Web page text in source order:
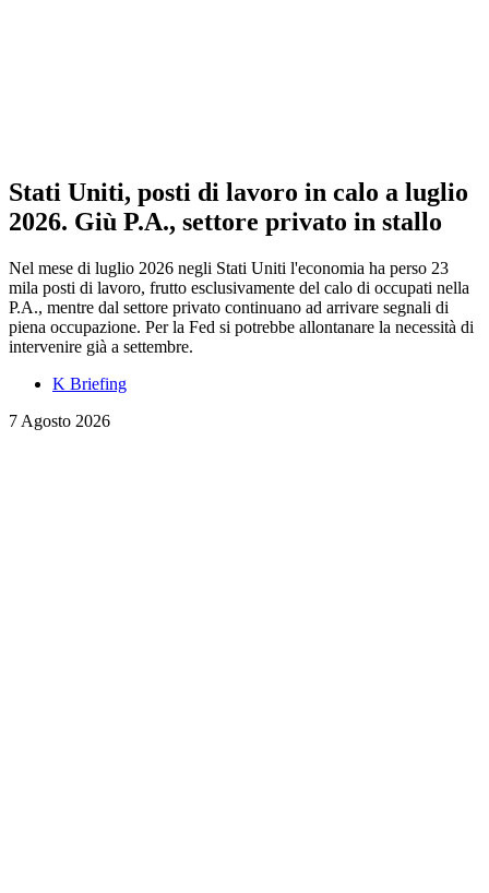
Stati Uniti, posti di lavoro in calo a luglio
2026. Giù P.A., settore privato in stallo
Nel mese di luglio 2026 negli Stati Uniti l'economia ha perso 23
mila posti di lavoro, frutto esclusivamente del calo di occupati nella
P.A., mentre dal settore privato continuano ad arrivare segnali di
piena occupazione. Per la Fed si potrebbe allontanare la necessità di
intervenire già a settembre.
K Briefing
7 Agosto 2026